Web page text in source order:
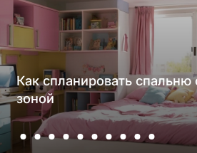
Как спланировать спальню
зоной